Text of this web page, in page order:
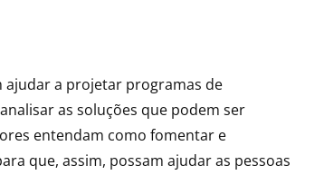
ajudar a projetar programas de
as soluções que podem ser
entendam como fomentar e
que, assim, possam ajudar as pessoas